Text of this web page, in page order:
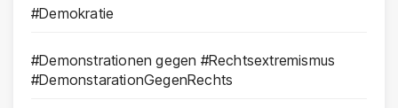
#Demokratie
#Demonstrationen gegen #Rechtsextremismus
#DemonstarationGegenRechts